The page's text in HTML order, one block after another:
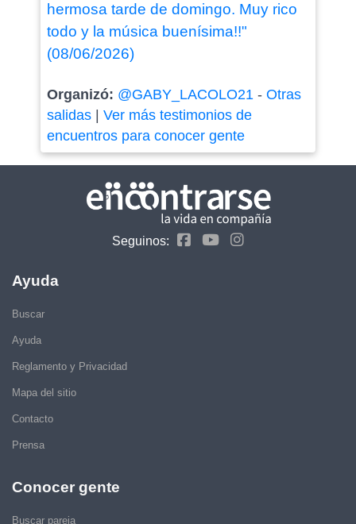
hermosa tarde de domingo. Muy rico
todo y la música buenísima!!"
(08/06/2026)
Organizó: @GABY_LACOLO21- Otras
salidas| Ver más testimonios de
encuentros para conocer gente
Seguinos:
Ayuda
Buscar
Ayuda
Reglamento y Privacidad
Mapa del sitio
Contacto
Prensa
Conocer gente
Buscar pareja